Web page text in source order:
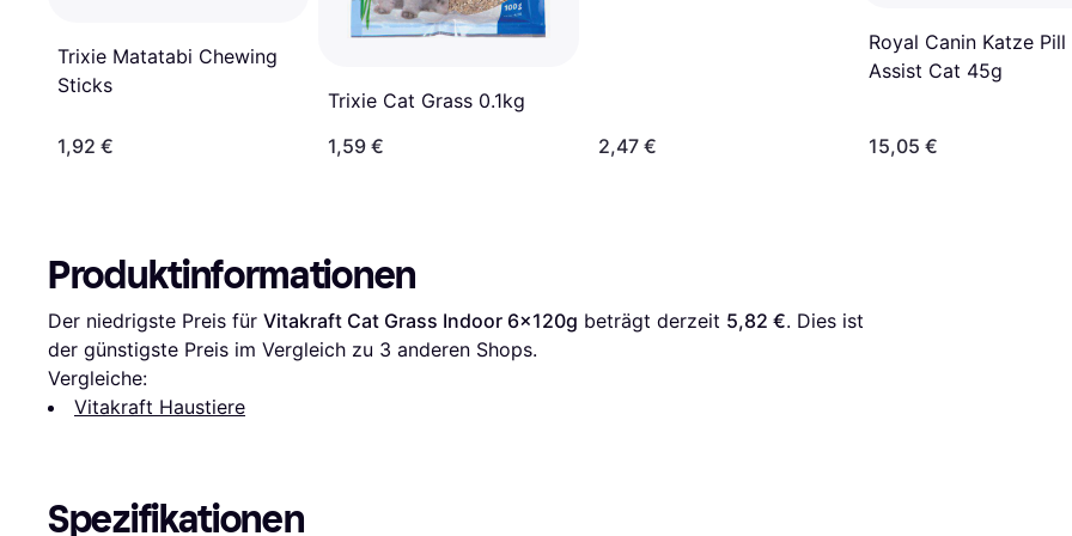
Trixie Matatabi Chewing
Sticks
1,92 €
Trixie Cat Grass 0.1kg
1,59 €
2,47 €
Royal Canin Katze Pill
Assist Cat 45g
15,05 €
Produktinformationen
Der niedrigste Preis für Vitakraft Cat Grass Indoor 6x120g beträgt derzeit 5,82 €. Dies ist
der günstigste Preis im Vergleich zu 3 anderen Shops.
Vergleiche:
Vitakraft Haustiere
Spezifikationen